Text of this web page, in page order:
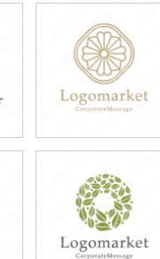
49,800円
(税込54,780円)